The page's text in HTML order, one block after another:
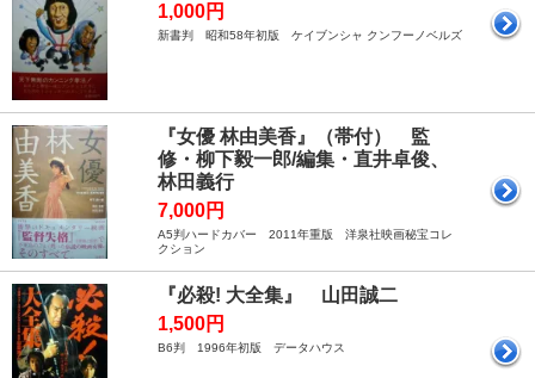
1,000円
新書判 昭和58年初版 ケイブンシャ クンフーノベルズ
『女優 林由美香』（帯付） 監
修・柳下毅一郎/編集・直井卓俊、
林田義行
7,000円
A5判ハードカバー 2011年重版 洋泉社映画秘宝コレ
クション
『必殺! 大全集』 山田誠二
1,500円
B6判 1996年初版 データハウス